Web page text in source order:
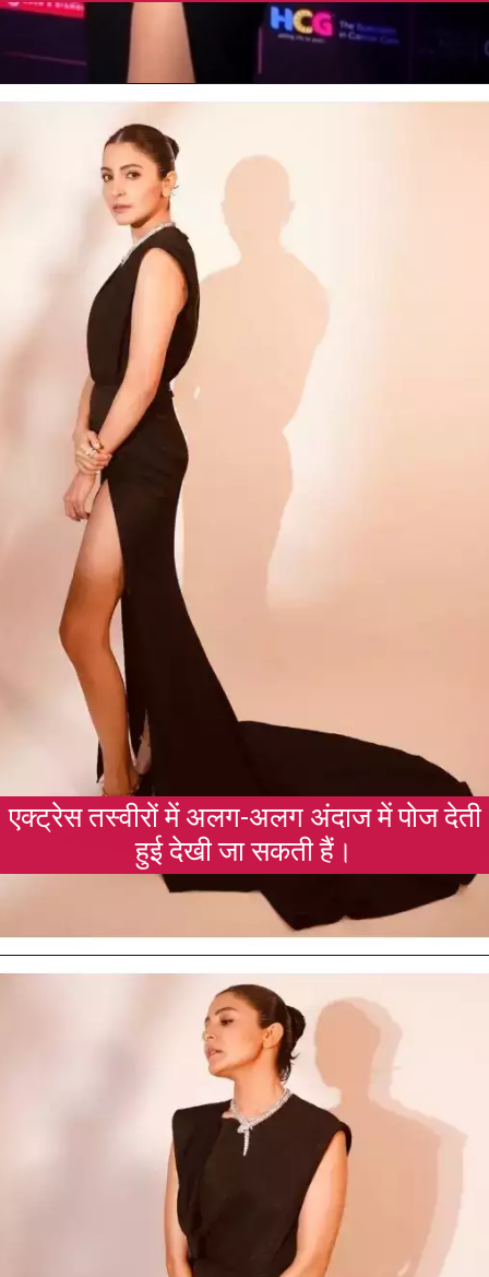
एक्ट्रेस तस्वीरों में अलग-अलग अंदाज में पोज देती
हुई देखी जा सकती हैं।